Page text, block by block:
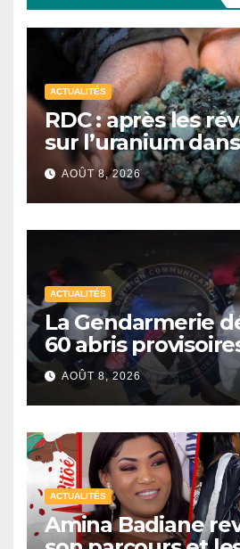
ACTUALITÉS
RDC : après les
sur l’uranium
exportations de
Kinshasa lance
campagne de
AOÛT 8, 2026
ACTUALITÉS
La Gendarmerie
60 abris
interpelle 27
AOÛT 8, 2026
ACTUALITÉS
Amina Badiane